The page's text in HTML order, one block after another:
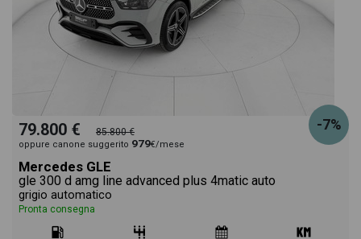
-7%
79.800 € 85.800 €
oppure canone suggerito 979€/mese
Mercedes GLE
gle 300 d amg line advanced plus 4matic auto
grigio automatico
Pronta consegna